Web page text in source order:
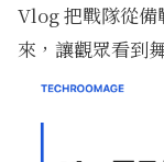
Vlog 把戰隊從備
來，讓觀眾看到